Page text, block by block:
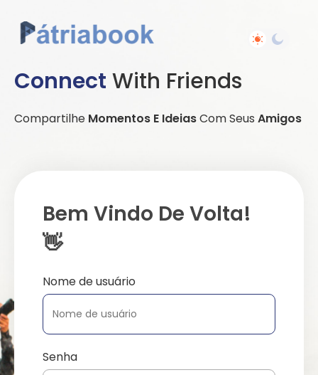
Connect With Friends
Compartilhe Momentos E IdeiasCom Seus Amigos
Bem Vindo De Volta!
👋
Nome de usuário
Senha